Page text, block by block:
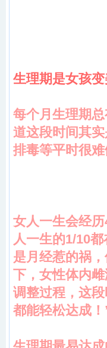
生理期是女孩
每个月生理期
道这段时间其
排毒等平时很
女人一生会经
人一生的1/10
是月经惹的祸
下，女性体内
调整过程，这
都能轻松达成！